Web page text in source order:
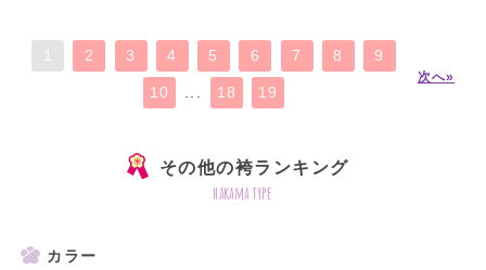
2 3 4 5 6 7 8 9
10 18 19
次へ»
その他の袴ランキング
hakama type
カラー